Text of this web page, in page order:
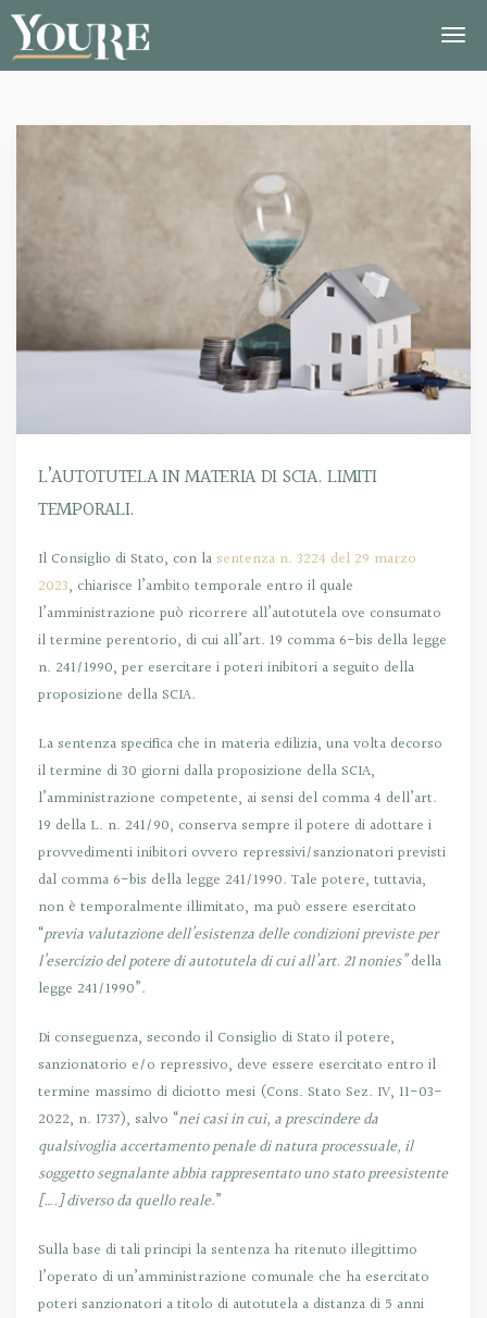
L’AUTOTUTELA IN MATERIA DI SCIA. LIMITI
TEMPORALI.
Il Consiglio di Stato, con la sentenza n. 3224 del 29 marzo
2023, chiarisce l’ambito temporale entro il quale
l’amministrazione può ricorrere all’autotutela ove consumato
il termine perentorio, di cui all’art. 19 comma 6-bis della legge
n. 241/1990, per esercitare i poteri inibitori a seguito della
proposizione della SCIA.
La sentenza specifica che in materia edilizia, una volta decorso
il termine di 30 giorni dalla proposizione della SCIA,
l’amministrazione competente, ai sensi del comma 4 dell’art.
19 della L. n. 241/90, conserva sempre il potere di adottare i
provvedimenti inibitori ovvero repressivi/sanzionatori previsti
dal comma 6-bis della legge 241/1990. Tale potere, tuttavia,
non è temporalmente illimitato, ma può essere esercitato
“previa valutazione dell’esistenza delle condizioni previste per
l’esercizio del potere di autotutela di cui all’art. 21 nonies”della
legge 241/1990”.
Di conseguenza, secondo il Consiglio di Stato il potere,
sanzionatorio e/o repressivo, deve essere esercitato entro il
termine massimo di diciotto mesi (Cons. Stato Sez. IV, 11-03-
2022, n. 1737), salvo “nei casi in cui, a prescindere da
qualsivoglia accertamento penale di natura processuale, il
soggetto segnalante abbia rappresentato uno stato preesistente
[….] diverso da quello reale.”
Sulla base di tali principi la sentenza ha ritenuto illegittimo
l’operato di un’amministrazione comunale che ha esercitato
poteri sanzionatori a titolo di autotutela a distanza di 5 anni